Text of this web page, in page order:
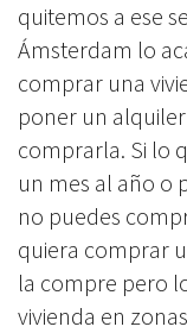
quitemos a ese
Ámsterdam lo
comprar una
poner un
comprarla. Si lo
un mes al año o
no puedes
quiera comprar
la compre pero
vivienda en